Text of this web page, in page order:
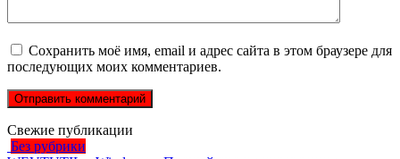
Сохранить моё имя, email и адрес сайта в этом браузере для
последующих моих комментариев.
Свежие публикации
Без рубрики